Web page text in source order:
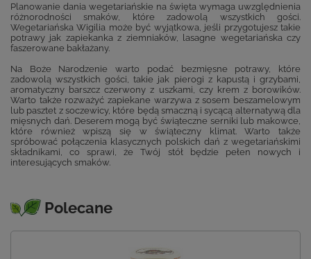
Planowanie dania wegetariańskie na święta wymaga uwzględnienia
różnorodności smaków, które zadowolą wszystkich gości.
Wegetariańska Wigilia może być wyjątkowa, jeśli przygotujesz takie
potrawy jak zapiekanka z ziemniaków, lasagne wegetariańska czy
faszerowane bakłażany.
Na Boże Narodzenie warto podać bezmięsne potrawy, które
zadowolą wszystkich gości, takie jak pierogi z kapustą i grzybami,
aromatyczny barszcz czerwony z uszkami, czy krem z borowików.
Warto także rozważyć zapiekane warzywa z sosem beszamelowym
lub pasztet z soczewicy, które będą smaczną i sycącą alternatywą dla
mięsnych dań. Deserem mogą być świąteczne serniki lub makowce,
które również wpiszą się w świąteczny klimat. Warto także
spróbować połączenia klasycznych polskich dań z wegetariańskimi
składnikami, co sprawi, że Twój stół będzie pełen nowych i
interesujących smaków.
Polecane